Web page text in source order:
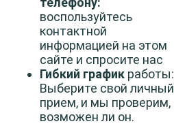
воспользуйтесь
контактной
информацией на этом
сайте и спросите нас
Гибкий график работы:
Выберите свой личный
прием, и мы проверим,
возможен ли он.